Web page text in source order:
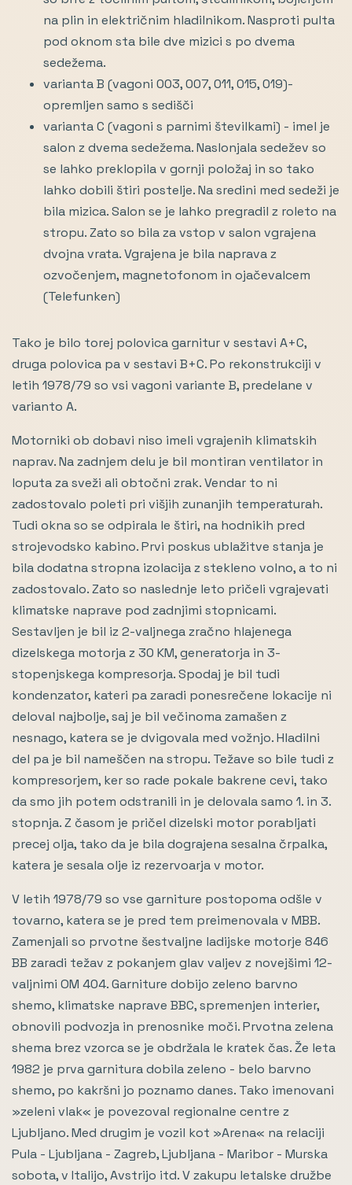
na plin in električnim hladilnikom. Nasproti pulta
pod oknom sta bile dve mizici s po dvema
sedežema.
varianta B (vagoni 003, 007, 011, 015, 019)-
opremljen samo s sedišči
varianta C (vagoni s parnimi številkami) - imel je
salon z dvema sedežema. Naslonjala sedežev so
se lahko preklopila v gornji položaj in so tako
lahko dobili štiri postelje. Na sredini med sedeži je
bila mizica. Salon se je lahko pregradil z roleto na
stropu. Zato so bila za vstop v salon vgrajena
dvojna vrata. Vgrajena je bila naprava z
ozvočenjem, magnetofonom in ojačevalcem
(Telefunken)
Tako je bilo torej polovica garnitur v sestavi A+C,
druga polovica pa v sestavi B+C. Po rekonstrukciji v
letih 1978/79 so vsi vagoni variante B, predelane v
varianto A.
Motorniki ob dobavi niso imeli vgrajenih klimatskih
naprav. Na zadnjem delu je bil montiran ventilator in
loputa za sveži ali obtočni zrak. Vendar to ni
zadostovalo poleti pri višjih zunanjih temperaturah.
Tudi okna so se odpirala le štiri, na hodnikih pred
strojevodsko kabino. Prvi poskus ublažitve stanja je
bila dodatna stropna izolacija z stekleno volno, a to ni
zadostovalo. Zato so naslednje leto pričeli vgrajevati
klimatske naprave pod zadnjimi stopnicami.
Sestavljen je bil iz 2-valjnega zračno hlajenega
dizelskega motorja z 30 KM, generatorja in 3-
stopenjskega kompresorja. Spodaj je bil tudi
kondenzator, kateri pa zaradi ponesrečene lokacije ni
deloval najbolje, saj je bil večinoma zamašen z
nesnago, katera se je dvigovala med vožnjo. Hladilni
del pa je bil nameščen na stropu. Težave so bile tudi z
kompresorjem, ker so rade pokale bakrene cevi, tako
da smo jih potem odstranili in je delovala samo 1. in 3.
stopnja. Z časom je pričel dizelski motor porabljati
precej olja, tako da je bila dograjena sesalna črpalka,
katera je sesala olje iz rezervoarja v motor.
V letih 1978/79 so vse garniture postopoma odšle v
tovarno, katera se je pred tem preimenovala v MBB.
Zamenjali so prvotne šestvaljne ladijske motorje 846
BB zaradi težav z pokanjem glav valjev z novejšimi 12-
valjnimi OM 404. Garniture dobijo zeleno barvno
shemo, klimatske naprave BBC, spremenjen interier,
obnovili podvozja in prenosnike moči. Prvotna zelena
shema brez vzorca se je obdržala le kratek čas. Že leta
1982 je prva garnitura dobila zeleno - belo barvno
shemo, po kakršni jo poznamo danes. Tako imenovani
»zeleni vlak« je povezoval regionalne centre z
Ljubljano. Med drugim je vozil kot »Arena« na relaciji
Pula - Ljubljana - Zagreb, Ljubljana - Maribor - Murska
sobota, v Italijo, Avstrijo itd. V zakupu letalske družbe